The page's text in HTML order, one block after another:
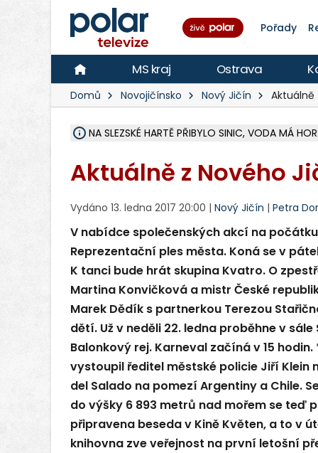
Pořady
MS kraj Ostrava
Domů Novojičínsko Nový Jičín Aktuálně
NA SLEZSKÉ HARTĚ PŘIBYLO SINIC, VODA MÁ
Aktuálně z Nového
Vydáno 13. ledna 2017 20:00 | Nový Jičín | Petra
V nabídce společenských akcí na
Reprezentační ples města. Koná se v
K tanci bude hrát skupina Kvatro. O
Martina Konvičková a mistr České
Marek Dědík s partnerkou Terezou
dětí. Už v neděli 22. ledna proběhne v
Balonkový rej. Karneval začíná v 15
vystoupil ředitel městské policie Jiří Klein
del Salado na pomezí Argentiny a Chile.
do výšky 6 893 metrů nad mořem se teď
připravena beseda v Kině Květen, a to v
knihovna zve veřejnost na první letošní